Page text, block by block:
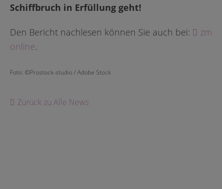
Schiffbruch in Erfüllung geht!
Den Bericht nachlesen können Sie auch bei:
zm
online.
Foto: ©Prostock-studio / Adobe Stock
Zurück zu Alle News